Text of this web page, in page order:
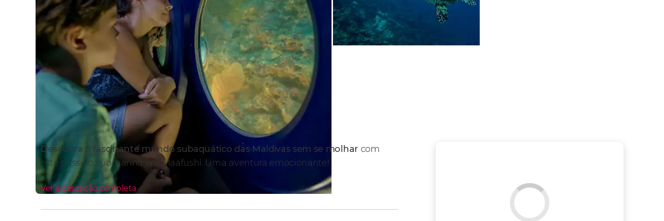
Descubra o fascinante mundo subaquático das Maldivas sem se molhar com
este passeio submarino em Maafushi. Uma aventura emocionante!
Ver a descrição completa